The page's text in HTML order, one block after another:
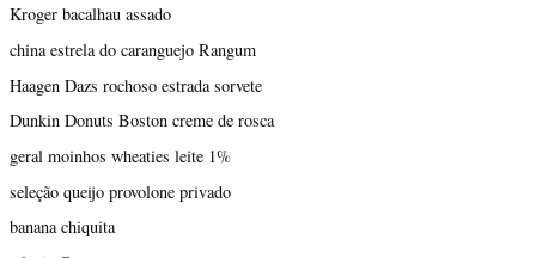
Kroger bacalhau assado
china estrela do caranguejo Rangum
Haagen Dazs rochoso estrada sorvete
Dunkin Donuts Boston creme de rosca
geral moinhos wheaties leite 1%
seleção queijo provolone privado
banana chiquita